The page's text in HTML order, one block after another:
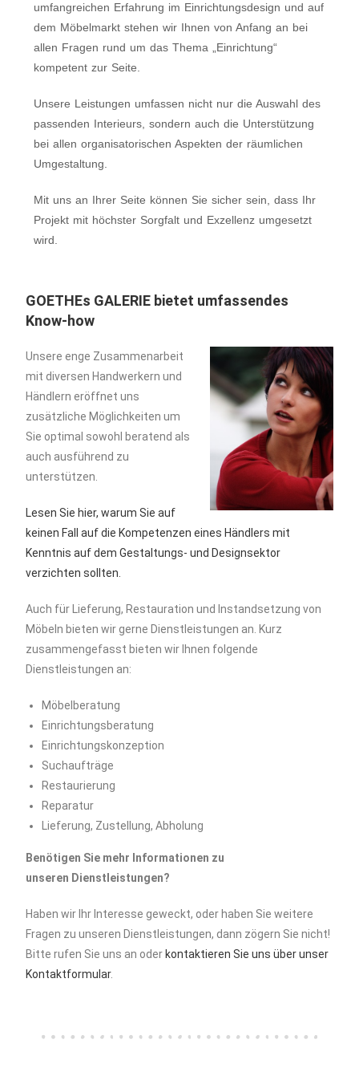
umfangreichen Erfahrung im Einrichtungsdesign und auf
dem Möbelmarkt stehen wir Ihnen von Anfang an bei
allen Fragen rund um das Thema „Einrichtung“
kompetent zur Seite.
Unsere Leistungen umfassen nicht nur die Auswahl des
passenden Interieurs, sondern auch die Unterstützung
bei allen organisatorischen Aspekten der räumlichen
Umgestaltung.
Mit uns an Ihrer Seite können Sie sicher sein, dass Ihr
Projekt mit höchster Sorgfalt und Exzellenz umgesetzt
wird.
GOETHEs GALERIE bietet umfassendes
Know-how
Unsere enge Zusammenarbeit
mit diversen Handwerkern und
Händlern eröffnet uns
zusätzliche Möglichkeiten um
Sie optimal sowohl beratend als
auch ausführend zu
unterstützen.
Lesen Sie hier, warum Sie auf
keinen Fall auf die Kompetenzen eines Händlers mit
Kenntnis auf dem Gestaltungs- und Designsektor
verzichten sollten.
Auch für Lieferung, Restauration und Instandsetzung von
Möbeln bieten wir gerne Dienstleistungen an. Kurz
zusammengefasst bieten wir Ihnen folgende
Dienstleistungen an:
Möbelberatung
Einrichtungsberatung
Einrichtungskonzeption
Suchaufträge
Restaurierung
Reparatur
Lieferung, Zustellung, Abholung
Benötigen Sie mehr Informationen zu
unseren Dienstleistungen?
Haben wir Ihr Interesse geweckt, oder haben Sie weitere
Fragen zu unseren Dienstleistungen, dann zögern Sie nicht!
Bitte rufen Sie uns an oder kontaktieren Sie uns über unser
Kontaktformular.